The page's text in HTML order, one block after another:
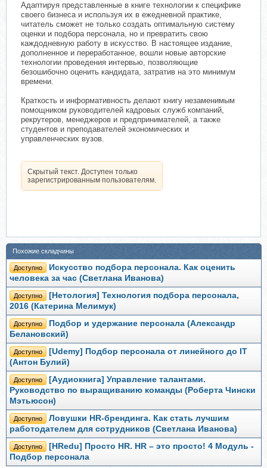
Адаптируя представленные в книге технологии к специфике
своего бизнеса и используя их в ежедневной практике,
читатель сможет не только создать оптимальную систему
оценки и подбора персонала, но и превратить свою
каждодневную работу в искусство. В настоящее издание,
дополненное и переработанное, вошли новые авторские
технологии проведения интервью, позволяющие
безошибочно оценить кандидата, затратив на это минимум
времени.
Краткость и информативность делают книгу незаменимым
помощником руководителей кадровых служб компаний,
рекрутеров, менеджеров и предпринимателей, а также
студентов и преподавателей экономических и
управленческих вузов.
Скрытый текст. Доступен только
зарегистрированным пользователям.
Похожие складчины
Доступно
Искусство подбора персонала. Как оценить
человека за час (Светлана Иванова)
Доступно
[Нетология] Технология подбора персонала,
2016 (Катерина Мелимук)
Доступно
Подбор и удержание персонала (Александр
Белановский)
Доступно
[Udemy] Подбор персонала от линейного до IT
(Антон Булий)
Доступно
[Аудиокнига] Управление талантами.
Руководство по выращиванию команды (Роберта Чински
Мэтьюсон)
Доступно
Ловушки HR-брендинга. Как стать лучшим
работодателем для сотрудников (Светлана Иванова)
Доступно
[HRedu] Просто HR. HR – это просто! 4 Модуль -
Подбор персонала